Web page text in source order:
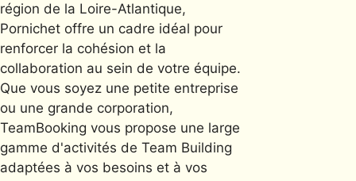
région de la Loire-Atlantique,
Pornichet offre un cadre idéal pour
renforcer la cohésion et la
collaboration au sein de votre équipe.
Que vous soyez une petite entreprise
ou une grande corporation,
TeamBooking vous propose une large
gamme d'activités de Team Building
adaptées à vos besoins et à vos